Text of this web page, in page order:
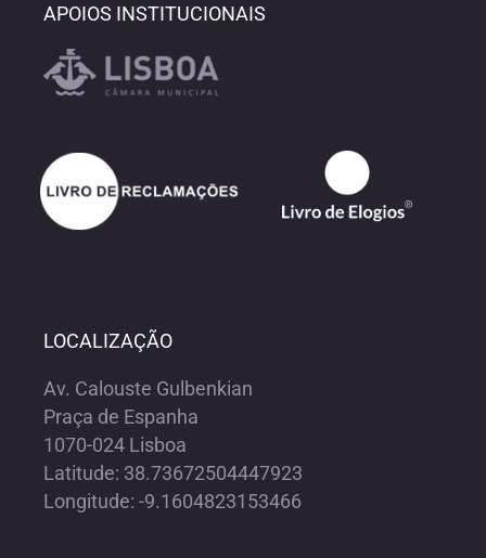
APOIOS INSTITUCIONAIS
LOCALIZAÇÃO
Av. Calouste Gulbenkian
Praça de Espanha
1070-024 Lisboa
Latitude: 38.73672504447923
Longitude: -9.1604823153466